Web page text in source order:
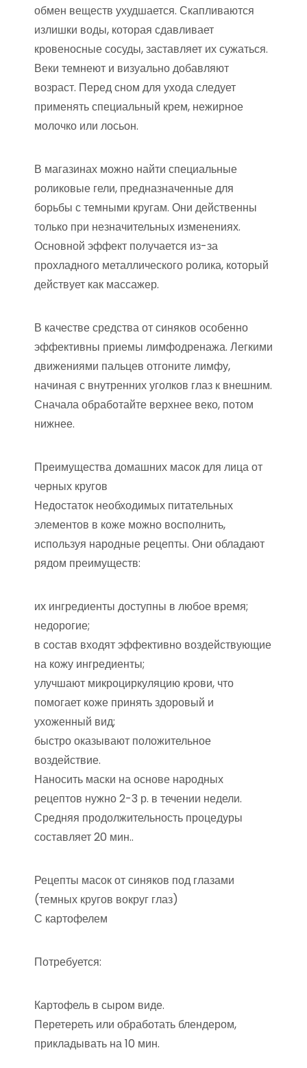
обмен веществ ухудшается. Скапливаются
излишки воды, которая сдавливает
кровеносные сосуды, заставляет их сужаться.
Веки темнеют и визуально добавляют
возраст. Перед сном для ухода следует
применять специальный крем, нежирное
молочко или лосьон.
В магазинах можно найти специальные
роликовые гели, предназначенные для
борьбы с темными кругам. Они действенны
только при незначительных изменениях.
Основной эффект получается из-за
прохладного металлического ролика, который
действует как массажер.
В качестве средства от синяков особенно
эффективны приемы лимфодренажа. Легкими
движениями пальцев отгоните лимфу,
начиная с внутренних уголков глаз к внешним.
Сначала обработайте верхнее веко, потом
нижнее.
Преимущества домашних масок для лица от
черных кругов
Недостаток необходимых питательных
элементов в коже можно восполнить,
используя народные рецепты. Они обладают
рядом преимуществ:
их ингредиенты доступны в любое время;
недорогие;
в состав входят эффективно воздействующие
на кожу ингредиенты;
улучшают микроциркуляцию крови, что
помогает коже принять здоровый и
ухоженный вид;
быстро оказывают положительное
воздействие.
Наносить маски на основе народных
рецептов нужно 2-3 р. в течении недели.
Средняя продолжительность процедуры
составляет 20 мин..
Рецепты масок от синяков под глазами
(темных кругов вокруг глаз)
С картофелем
Потребуется:
Картофель в сыром виде.
Перетереть или обработать блендером,
прикладывать на 10 мин.